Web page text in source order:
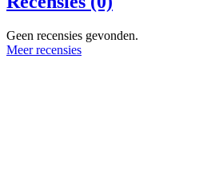
Geen recensies gevonden.
Meer recensies